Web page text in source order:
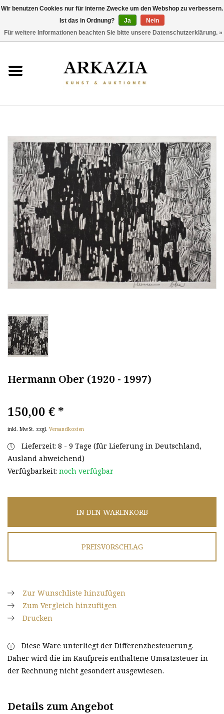
AKTUELLER KATALOG
THEMEN
ENTDECKEN
Hermann Ober (1920 - 1997)
150,00 € *
inkl. MwSt. zzgl. Versandkosten
Lieferzeit: 8 - 9 Tage (für Lieferung in Deutschland,
Ausland abweichend)
Verfügbarkeit: noch verfügbar
IN DEN WARENKORB
PREISVORSCHLAG
Zur Wunschliste hinzufügen
Zum Vergleich hinzufügen
Drucken
Diese Ware unterliegt der Differenzbesteuerung.
Daher wird die im Kaufpreis enthaltene Umsatzsteuer in
der Rechnung nicht gesondert ausgewiesen.
Details zum Angebot
Wir benutzen Cookies nur für interne Zwecke um den Webshop zu verbessern.
Ist das in Ordnung?
Ja
Nein
Für weitere Informationen beachten Sie bitte unsere Datenschutzerklärung. »